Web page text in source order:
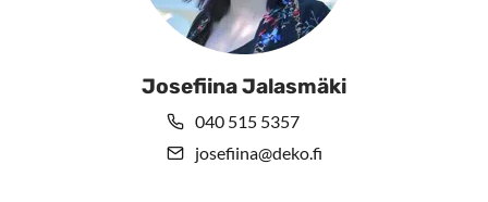
Josefiina Jalasmäki
040 515 5357
josefiina@deko.fi